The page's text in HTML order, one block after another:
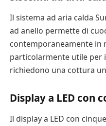
Il sistema ad aria calda
ad anello permette di
contemporaneamente in
particolarmente utile per
richiedono una cottura
Display a LED con
Il display a LED con